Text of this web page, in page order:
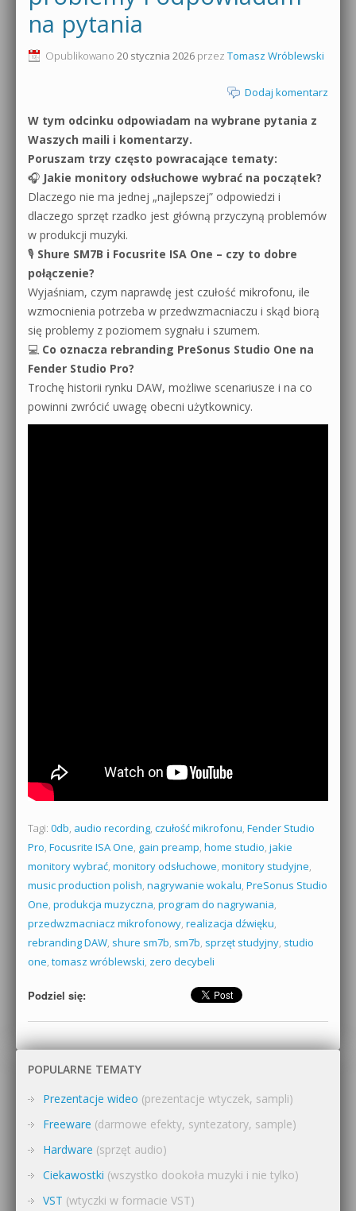
Produkcja muzyczna od podstaw
Dubstep z syntezatorem Massive
Kontakt 5 Kompendium
Pakiety
0dB.pl - informacje
Newsletter
Archiwum aktualności
Polityka prywatności
Regulamin
Działanie sklepu internetowego
Wyszukiwanie
na pytania
Opublikowano 20 stycznia 2026 przez Tomasz Wróblewski
Dodaj komentarz
W tym odcinku odpowiadam na wybrane pytania z
Waszych maili i komentarzy.
Poruszam trzy często powracające tematy:
🎧 Jakie monitory odsłuchowe wybrać na początek?
Dlaczego nie ma jednej „najlepszej” odpowiedzi i
dlaczego sprzęt rzadko jest główną przyczyną problemów
w produkcji muzyki.
🎙 Shure SM7B i Focusrite ISA One – czy to dobre
połączenie?
Wyjaśniam, czym naprawdę jest czułość mikrofonu, ile
wzmocnienia potrzeba w przedwzmacniaczu i skąd biorą
się problemy z poziomem sygnału i szumem.
💻 Co oznacza rebranding PreSonus Studio One na
Fender Studio Pro?
Trochę historii rynku DAW, możliwe scenariusze i na co
powinni zwrócić uwagę obecni użytkownicy.
Tagi: 0db, audio recording, czułość mikrofonu, Fender Studio
Pro, Focusrite ISA One, gain preamp, home studio, jakie
monitory wybrać, monitory odsłuchowe, monitory studyjne,
music production polish, nagrywanie wokalu, PreSonus Studio
One, produkcja muzyczna, program do nagrywania,
przedwzmacniacz mikrofonowy, realizacja dźwięku,
rebranding DAW, shure sm7b, sm7b, sprzęt studyjny, studio
one, tomasz wróblewski, zero decybeli
Podziel się:
POPULARNE TEMATY
Prezentacje wideo (prezentacje wtyczek, sampli)
Freeware (darmowe efekty, syntezatory, sample)
Hardware (sprzęt audio)
Ciekawostki (wszystko dookoła muzyki i nie tylko)
VST (wtyczki w formacie VST)